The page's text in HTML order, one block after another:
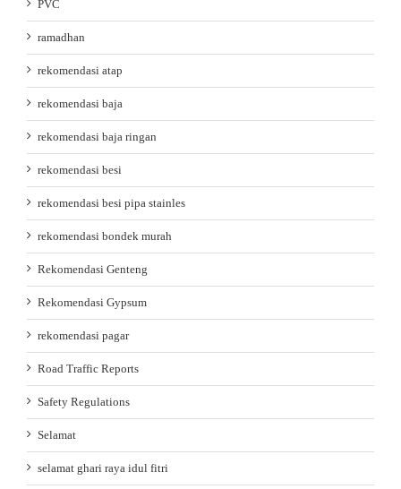
PVC
ramadhan
rekomendasi atap
rekomendasi baja
rekomendasi baja ringan
rekomendasi besi
rekomendasi besi pipa stainles
rekomendasi bondek murah
Rekomendasi Genteng
Rekomendasi Gypsum
rekomendasi pagar
Road Traffic Reports
Safety Regulations
Selamat
selamat ghari raya idul fitri